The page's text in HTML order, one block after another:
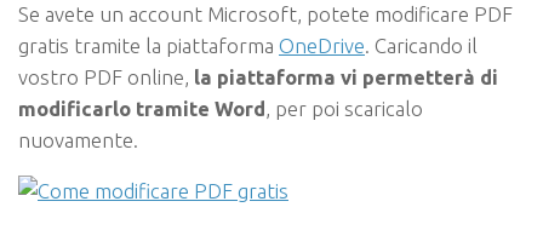
Se avete un account Microsoft, potete modificare PDF
gratis tramite la piattaforma OneDrive . Caricando il
vostro PDF online, la piattaforma vi permetterà di
modificarlo tramite Word , per poi scaricalo
nuovamente.